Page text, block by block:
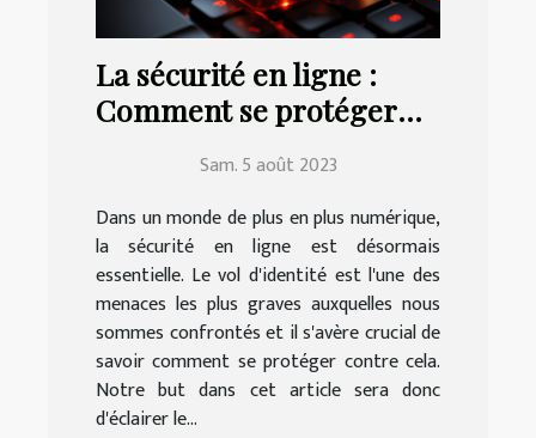
La sécurité en ligne :
Comment se protéger
Sam. 5 août 2023
Dans un monde de plus en plus numérique,
la sécurité en ligne est désormais
essentielle. Le vol d'identité est l'une des
menaces les plus graves auxquelles nous
sommes confrontés et il s'avère crucial de
savoir comment se protéger contre cela.
Notre but dans cet article sera donc
d'éclairer le...